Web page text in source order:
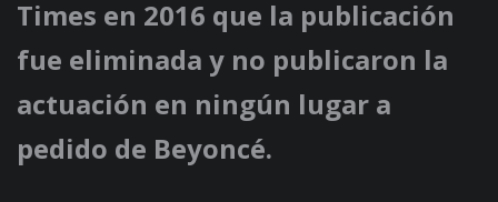
Times en 2016 que la publicación
fue eliminada y no publicaron la
actuación en ningún lugar a
pedido de Beyoncé.